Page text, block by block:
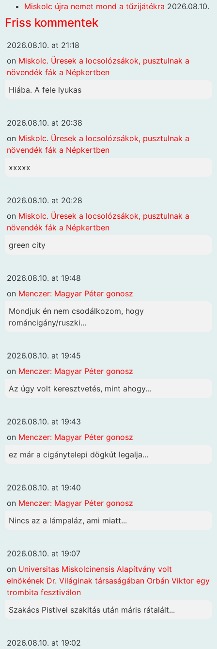
Miskolc újra nemet mond a tűzijátékra 2026.08.10.
Friss kommentek
2026.08.10. at 21:18
on Miskolc. Üresek a locsolózsákok, pusztulnak a
növendék fák a Népkertben
Hiába. A fele lyukas
2026.08.10. at 20:38
on Miskolc. Üresek a locsolózsákok, pusztulnak a
növendék fák a Népkertben
xxxxx
2026.08.10. at 20:28
on Miskolc. Üresek a locsolózsákok, pusztulnak a
növendék fák a Népkertben
green city
2026.08.10. at 19:48
on Menczer: Magyar Péter gonosz
Mondjuk én nem csodálkozom, hogy
románcigány/ruszki...
2026.08.10. at 19:45
on Menczer: Magyar Péter gonosz
Az úgy volt keresztvetés, mint ahogy...
2026.08.10. at 19:43
on Menczer: Magyar Péter gonosz
ez már a cigánytelepi dögkút legalja...
2026.08.10. at 19:40
on Menczer: Magyar Péter gonosz
Nincs az a lámpaláz, ami miatt...
2026.08.10. at 19:07
on Universitas Miskolcinensis Alapítvány volt
elnökének Dr. Világinak társaságában Orbán Viktor egy
trombita fesztiválon
Szakács Pistivel szakitás után máris rátalált...
2026.08.10. at 19:02